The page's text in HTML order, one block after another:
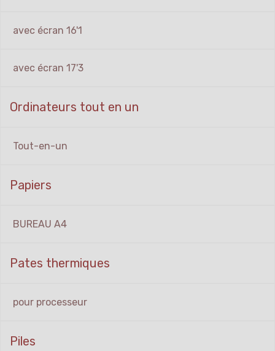
avec écran 16'1
avec écran 17'3
Ordinateurs tout en un
Tout-en-un
Papiers
BUREAU A4
Pates thermiques
pour processeur
Piles